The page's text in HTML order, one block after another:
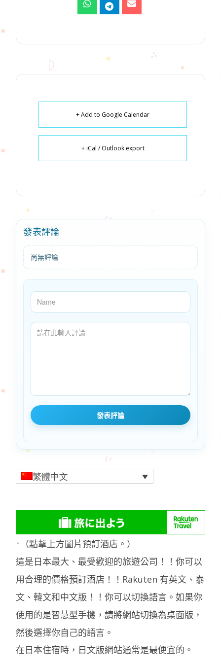
+ Add to Google Calendar
+ iCal / Outlook export
發表評論
尚無評論
繁體中文
↑（點擊上方圖片預訂酒店。）
這是日本最大、最受歡迎的旅遊公司！！你可以
用合理的價格預訂酒店！！Rakuten 有英文、泰
文、韓文和中文版！！你可以切換語言。如果你
使用的是智慧型手機，請將網站切換為桌面版，
然後選擇你自己的語言。
在日本住宿時，日文版網站通常是最便宜的。